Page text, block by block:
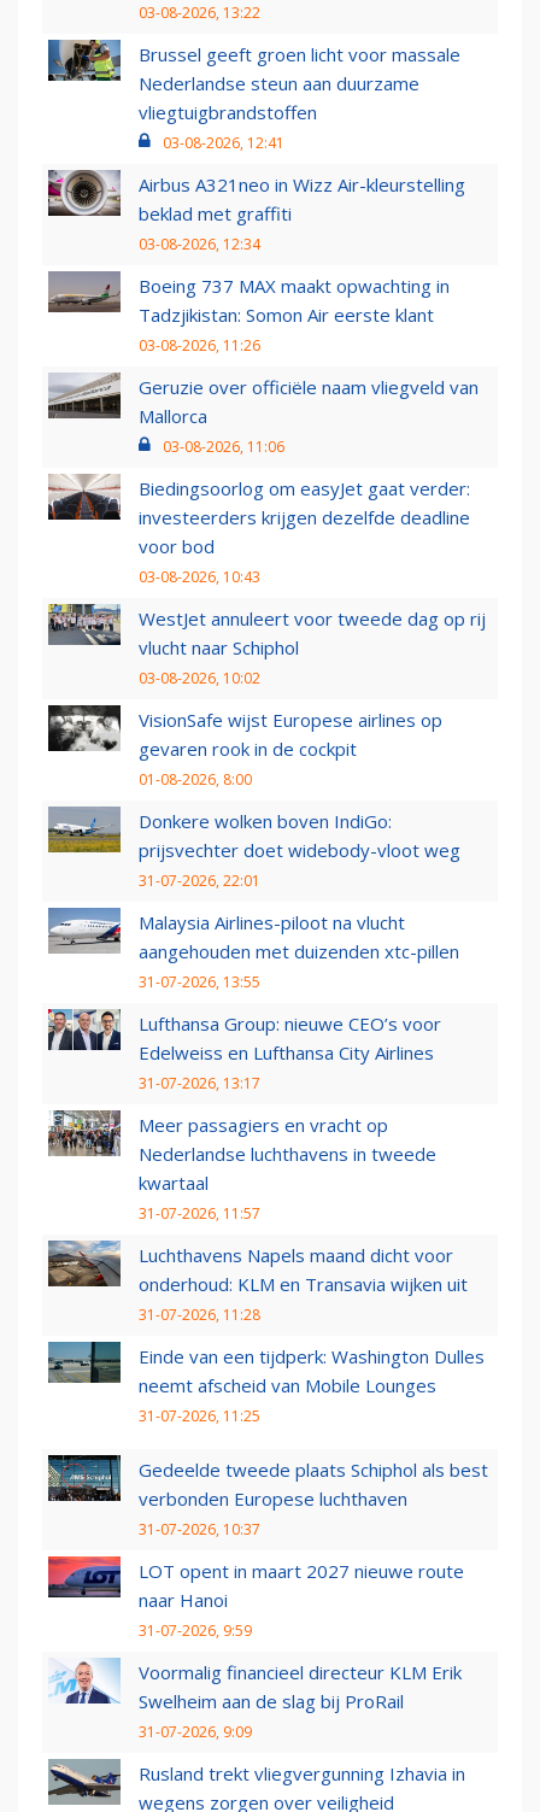
03-08-2026, 13:22
Brussel geeft groen licht voor massale
Nederlandse steun aan duurzame
vliegtuigbrandstoffen
03-08-2026, 12:41
Airbus A321neo in Wizz Air-kleurstelling
beklad met graffiti
03-08-2026, 12:34
Boeing 737 MAX maakt opwachting in
Tadzjikistan: Somon Air eerste klant
03-08-2026, 11:26
Geruzie over officiële naam vliegveld van
Mallorca
03-08-2026, 11:06
Biedingsoorlog om easyJet gaat verder:
investeerders krijgen dezelfde deadline
voor bod
03-08-2026, 10:43
WestJet annuleert voor tweede dag op rij
vlucht naar Schiphol
03-08-2026, 10:02
VisionSafe wijst Europese airlines op
gevaren rook in de cockpit
01-08-2026, 8:00
Donkere wolken boven IndiGo:
prijsvechter doet widebody-vloot weg
31-07-2026, 22:01
Malaysia Airlines-piloot na vlucht
aangehouden met duizenden xtc-pillen
31-07-2026, 13:55
Lufthansa Group: nieuwe CEO’s voor
Edelweiss en Lufthansa City Airlines
31-07-2026, 13:17
Meer passagiers en vracht op
Nederlandse luchthavens in tweede
kwartaal
31-07-2026, 11:57
Luchthavens Napels maand dicht voor
onderhoud: KLM en Transavia wijken uit
31-07-2026, 11:28
Einde van een tijdperk: Washington Dulles
neemt afscheid van Mobile Lounges
31-07-2026, 11:25
Gedeelde tweede plaats Schiphol als best
verbonden Europese luchthaven
31-07-2026, 10:37
LOT opent in maart 2027 nieuwe route
naar Hanoi
31-07-2026, 9:59
Voormalig financieel directeur KLM Erik
Swelheim aan de slag bij ProRail
31-07-2026, 9:09
Rusland trekt vliegvergunning Izhavia in
wegens zorgen over veiligheid